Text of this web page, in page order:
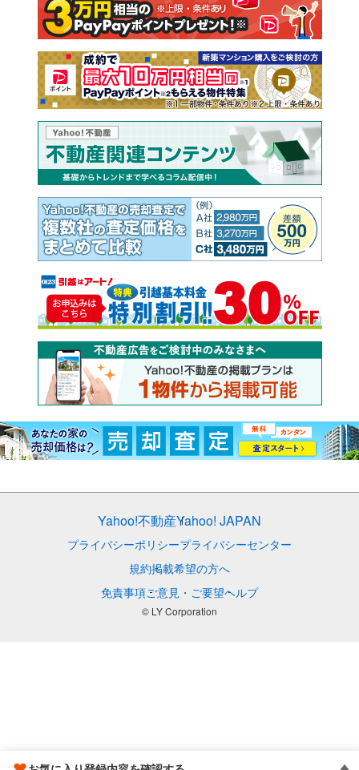
売却査定
Yahoo!不動産Yahoo! JAPAN
プライバシーポリシープライバシーセンター
規約掲載希望の方へ
免責事項ご意見・ご要望ヘルプ
© LY Corporation